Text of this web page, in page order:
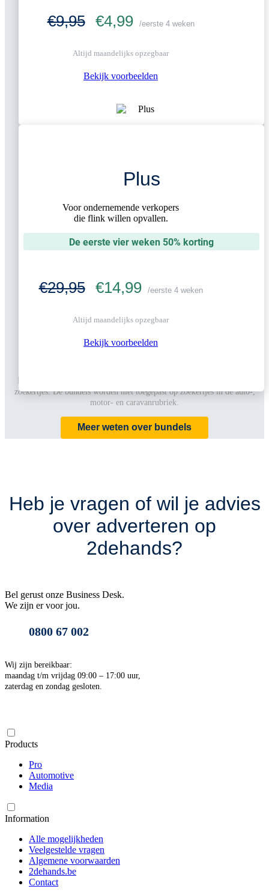
€9,95 €4,99 /eerste 4 weken
Altijd maandelijks opzegbaar
Bekijk voorbeelden
Plus
Voor ondernemende verkopers
die flink willen opvallen.
De eerste vier weken 50% korting
€29,95 €14,99 /eerste 4 weken
Altijd maandelijks opzegbaar
Bekijk voorbeelden
zoekertjes. De bundels worden niet toegepast op zoekertjes in de auto-,
motor- en caravanrubriek.
Meer weten over bundels
Heb je vragen of wil je advies
over adverteren op
2dehands?
Bel gerust onze Business Desk.
We zijn er voor jou.
0800 67 002
Wij zijn bereikbaar:
maandag t/m vrijdag 09:00 – 17:00 uur,
zaterdag en zondag gesloten.
Products
Pro
Automotive
Media
Information
Alle mogelijkheden
Veelgestelde vragen
Algemene voorwaarden
2dehands.be
Contact